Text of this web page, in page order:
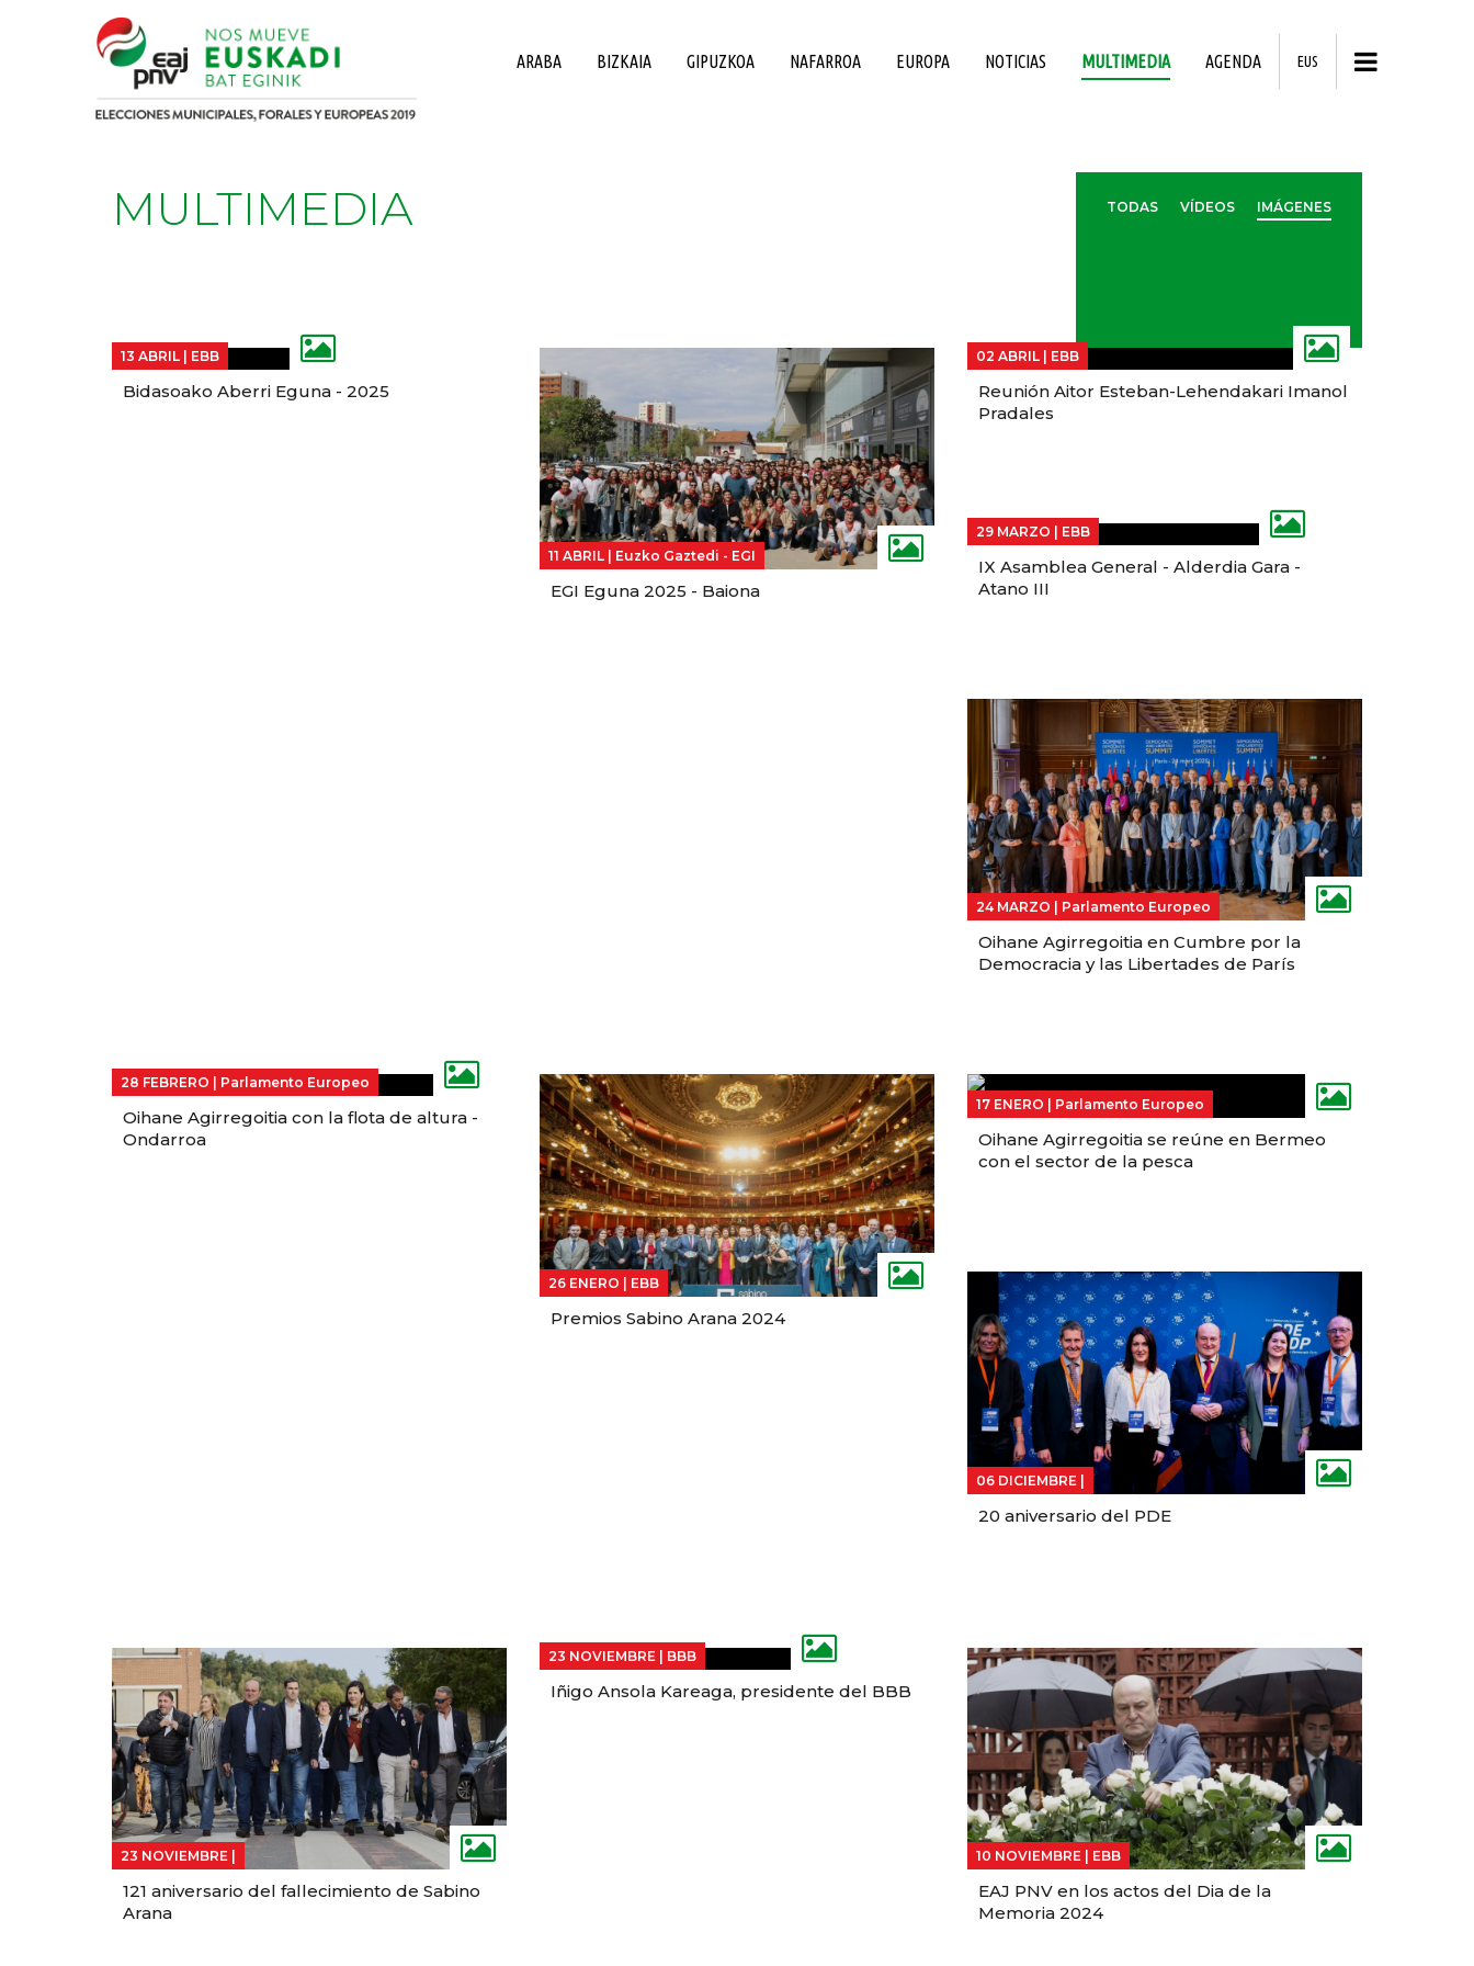
ARABA BIZKAIA GIPUZKOA NAFARROA EUROPA NOTICIAS MULTIMEDIA AGENDA EUS
MULTIMEDIA TODAS VÍDEOS IMÁGENES
13 ABRIL | EBB
Bidasoako Aberri Eguna - 2025
11 ABRIL | Euzko Gaztedi - EGI
EGI Eguna 2025 - Baiona
02 ABRIL | EBB
Reunión Aitor Esteban-Lehendakari Imanol
Pradales
29 MARZO | EBB
IX Asamblea General - Alderdia Gara -
Atano III
24 MARZO | Parlamento Europeo
Oihane Agirregoitia en Cumbre por la
Democracia y las Libertades de París
28 FEBRERO | Parlamento Europeo
Oihane Agirregoitia con la flota de altura -
Ondarroa
26 ENERO | EBB
Premios Sabino Arana 2024
17 ENERO | Parlamento Europeo
Oihane Agirregoitia se reúne en Bermeo
con el sector de la pesca
06 DICIEMBRE |
20 aniversario del PDE
23 NOVIEMBRE |
121 aniversario del fallecimiento de Sabino
Arana
23 NOVIEMBRE | BBB
Iñigo Ansola Kareaga, presidente del BBB
10 NOVIEMBRE | EBB
EAJ PNV en los actos del Dia de la
Memoria 2024